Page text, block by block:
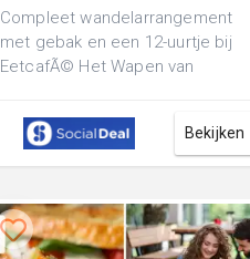
Compleet wandelarrangement
met gebak en een 12-uurtje bij
EetcafÃ© Het Wapen van
gangen ke...
Bekijken